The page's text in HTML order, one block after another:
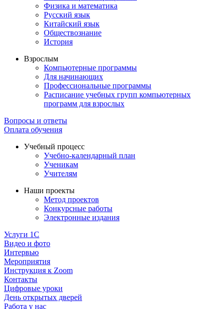
Физика и математика
Русский язык
Китайский язык
Обществознание
История
Взрослым
Компьютерные программы
Для начинающих
Профессиональные программы
Расписание учебных групп компьютерных
программ для взрослых
Вопросы и ответы
Оплата обучения
Учебный процесс
Учебно-календарный план
Ученикам
Учителям
Наши проекты
Метод проектов
Конкурсные работы
Электронные издания
Услуги 1C
Видео и фото
Интервью
Мероприятия
Инструкция к Zoom
Контакты
Цифровые уроки
День открытых дверей
Работа у нас